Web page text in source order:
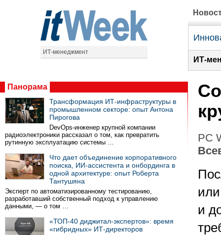
ИТ-менеджмент
ИТ-
Панорама
Трансформация ИТ-инфраструктуры в
промышленном секторе: опыт Антона
Пирогова
DevOps-инженер крупной компании
радиоэлектроники рассказал о том, как превратить
рутинную эксплуатацию системы …
Что дает объединение корпоративного
поиска, ИИ-ассистента и онбординга в
одной архитектуре: опыт Роберта
Тантушяна
Эксперт по автоматизированному тестированию,
разработавший собственный подход к управлению
данными, — о том …
«ТОП-40 диджитал-экспертов»: время
«гибридных» ИТ-директоров
PC
и